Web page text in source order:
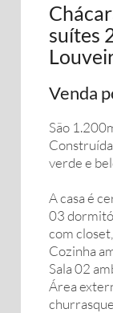
suítes
Venda
São
verde e
A casa é
03
com closet,
Cozinha
Sala 02
Área